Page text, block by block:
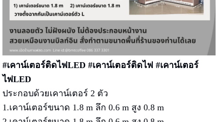
#เคาน์เตอร์ติดไฟLED #เคาน์เตอร์ติดไฟ #เคาน์เตอร์
ไฟLED
ประกอบด้วยเคาน์เตอร์ 2 ตัว
1.เคาน์เตอร์ขนาด 1.8 m ลึก 0.6 m สูง 0.8 m